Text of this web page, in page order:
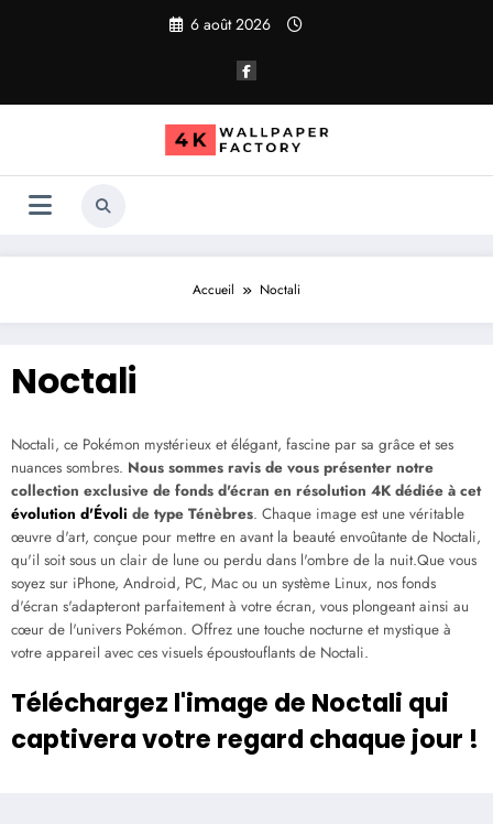
6 août 2026
Accueil Noctali
Noctali
Noctali, ce Pokémon mystérieux et élégant, fascine par sa grâce et ses
nuances sombres. Nous sommes ravis de vous présenter notre
collection exclusive de fonds d'écran en résolution 4K dédiée à cet
évolution d'Évoli de type Ténèbres. Chaque image est une véritable
œuvre d'art, conçue pour mettre en avant la beauté envoûtante de Noctali,
qu'il soit sous un clair de lune ou perdu dans l'ombre de la nuit.Que vous
soyez sur iPhone, Android, PC, Mac ou un système Linux, nos fonds
d'écran s'adapteront parfaitement à votre écran, vous plongeant ainsi au
cœur de l'univers Pokémon. Offrez une touche nocturne et mystique à
votre appareil avec ces visuels époustouflants de Noctali.
Téléchargez l'image de Noctali qui
captivera votre regard chaque jour !